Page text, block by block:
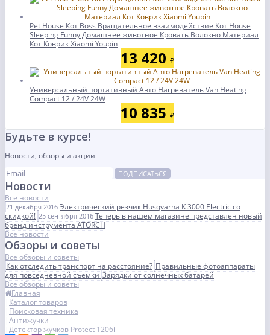
Pet House Кот Boss Вращательное взаимодействие Кот House
Sleeping Funny Домашнее животное Кровать Волокно Материал
Кот Коврик Xiaomi Youpin
13 420 ₽
Универсальный портативный Авто Нагреватель Van Heating
Compact 12 / 24V 24W
10 835 ₽
Будьте в курсе!
Новости, обзоры и акции
ПОДПИСАТЬСЯ
Новости
Все новости
21 декабря 2016 Электрический резчик Husqvarna K 3000 Electric со
скидкой! 25 сентября 2016 Теперь в нашем магазине представлен новый
бренд инструмента ATORCH
Все новости
Обзоры и советы
Все обзоры и советы
Как отследить транспорт на расстояние? Правильные фотоаппараты
для повседневной съемкиЗарядки от солнечных батарей
Все обзоры и советы
Главная
Каталог товаров
Поисковая техника
Антижучки
Детектор жучков Protect 1206i